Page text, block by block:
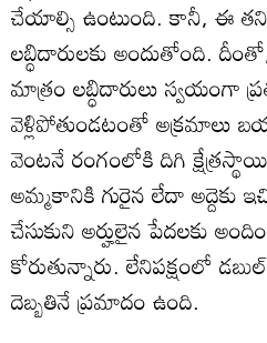
చేయాల్సి ఉంటుంది. కానీ, ఈ
లబ్ధిదారులకు అందుతోంది.
మాత్రం లబ్ధిదారులు స్వయంగా
వెళ్లిపోతుండటంతో అక్రమాలు
వెంటనే రంగంలోకి దిగి
అమ్మకానికి గురైన లేదా అద్దెకు
చేసుకుని అర్హులైన పేదలకు
కోరుతున్నారు. లేనిపక్షంలో
దెబ్బతినే ప్రమాదం ఉంది.